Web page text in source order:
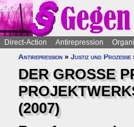
Direct-Action Antirepression
Antirepression » Justiz und Prozesse
DER GROSSE
(2007)